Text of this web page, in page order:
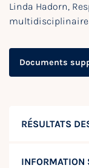
RÉSULTATS
INFORMATION
Linda Hadorn,
Documents